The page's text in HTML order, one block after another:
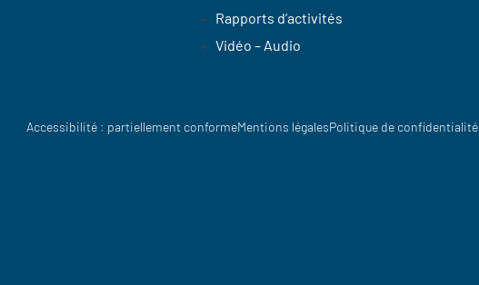
Rapports d’activités
Vidéo – Audio
Accessibilité : partiellement conformeMentions légalesPolitique de confidentialité